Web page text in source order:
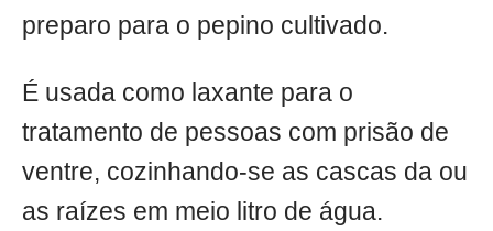
preparo para o pepino cultivado.
É usada como laxante para o
tratamento de pessoas com prisão de
ventre, cozinhando-se as cascas da ou
as raízes em meio litro de água.